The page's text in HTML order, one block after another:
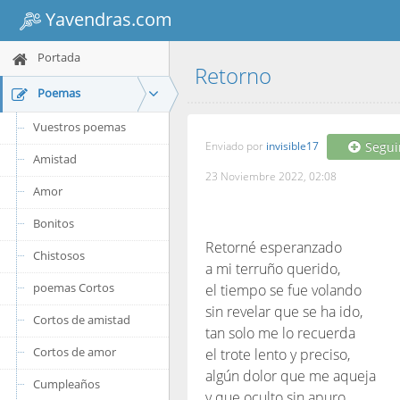
Yavendras.com
Portada
Poemas
Vuestros poemas
Amistad
Amor
Bonitos
Chistosos
poemas Cortos
Cortos de amistad
Cortos de amor
Cumpleaños
Retorno
Enviado por invisible17
23 Noviembre 2022, 02:08
Retorné esperanzado
a mi terruño querido,
el tiempo se fue volando
sin revelar que se ha ido,
tan solo me lo recuerda
el trote lento y preciso,
algún dolor que me aqueja